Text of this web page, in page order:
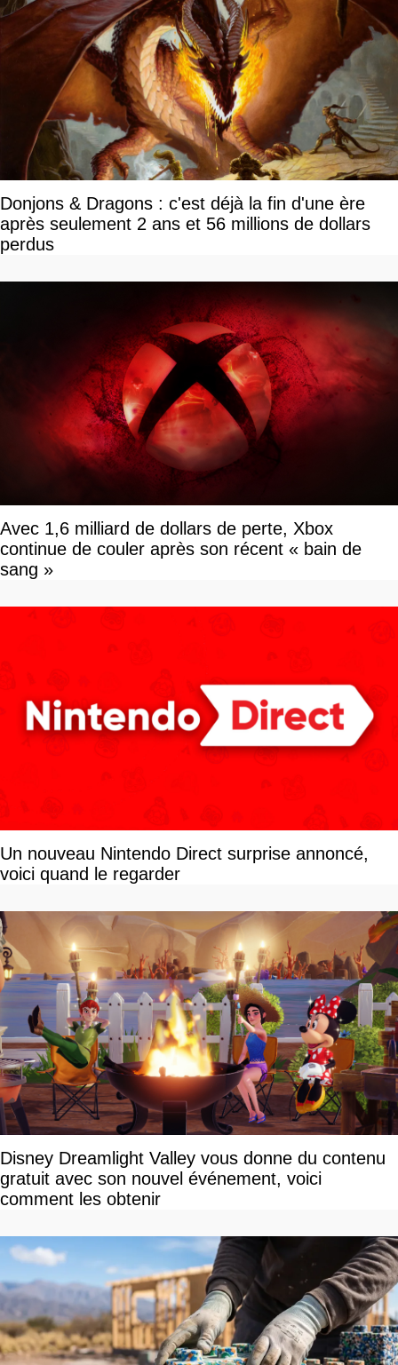
Donjons & Dragons : c'est déjà la fin d'une ère
après seulement 2 ans et 56 millions de dollars
perdus
Avec 1,6 milliard de dollars de perte, Xbox
continue de couler après son récent « bain de
sang »
Un nouveau Nintendo Direct surprise annoncé,
voici quand le regarder
Disney Dreamlight Valley vous donne du contenu
gratuit avec son nouvel événement, voici
comment les obtenir